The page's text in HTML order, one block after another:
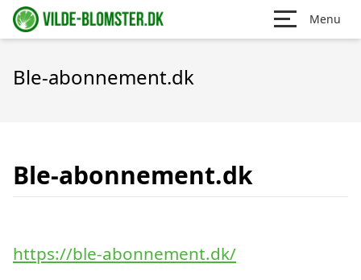
Menu
Ble-abonnement.dk
Ble-abonnement.dk
https://ble-abonnement.dk/